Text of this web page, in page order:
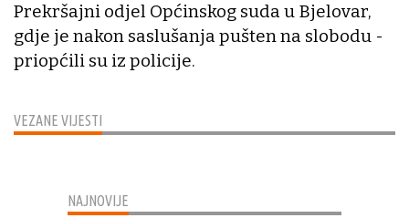
VEZANE VIJESTI
Prekršajni odjel Općinskog suda u Bjelovar,
gdje je nakon saslušanja pušten na slobodu -
priopćili su iz policije.
NAJNOVIJE